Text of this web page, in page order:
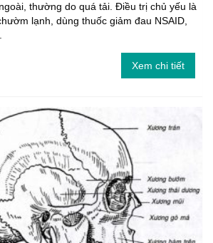
thường do quá tải. Điều trị chủ yếu là
lạnh, dùng thuốc giảm đau NSAID,
Xem chi tiết